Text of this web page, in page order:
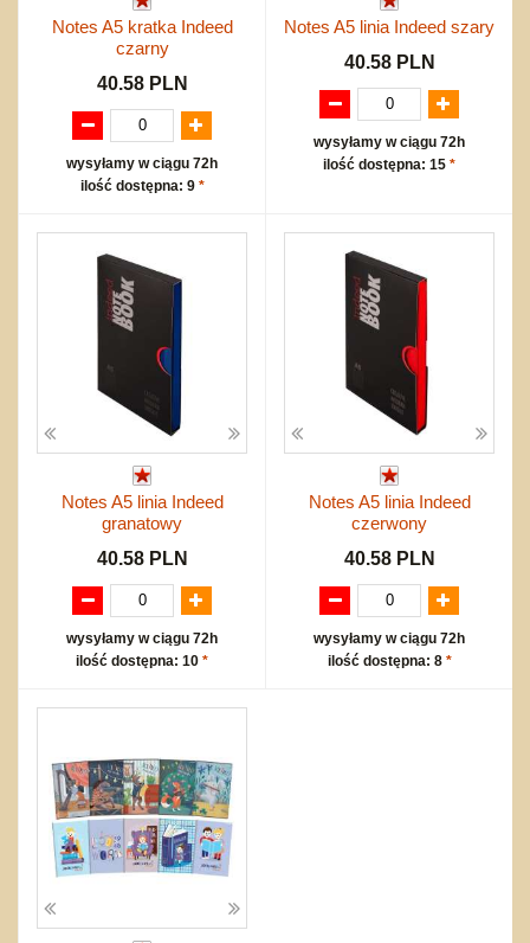
Notes A5 kratka Indeed
czarny
40.58 PLN
wysyłamy w ciągu 72h
ilość dostępna: 9 *
Notes A5 linia Indeed szary
40.58 PLN
wysyłamy w ciągu 72h
ilość dostępna: 15 *
Notes A5 linia Indeed
granatowy
40.58 PLN
wysyłamy w ciągu 72h
ilość dostępna: 10 *
Notes A5 linia Indeed
czerwony
40.58 PLN
wysyłamy w ciągu 72h
ilość dostępna: 8 *